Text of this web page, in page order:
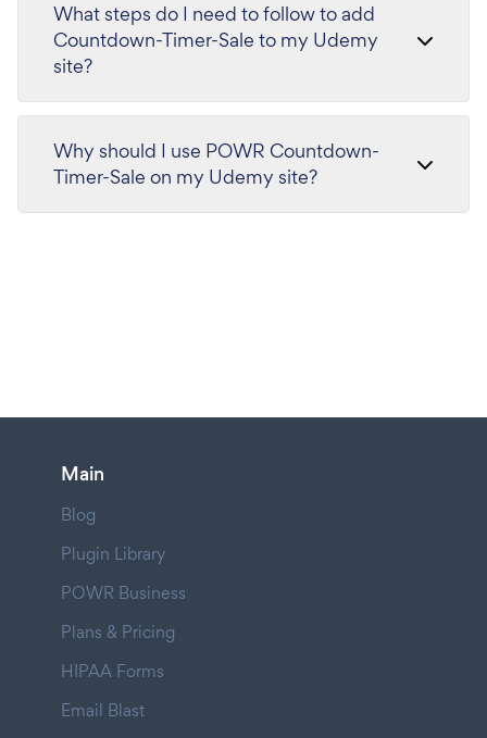
What steps do I need to follow to add
Countdown-Timer-Sale to my Udemy
site?
Why should I use POWR Countdown-
Timer-Sale on my Udemy site?
Main
Blog
Plugin Library
POWR Business
Plans & Pricing
HIPAA Forms
Email Blast